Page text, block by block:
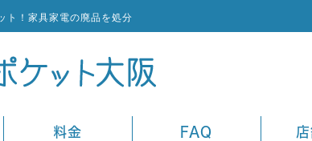
ト！家具家電の廃品を処分
料金 FAQ